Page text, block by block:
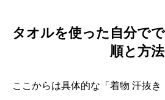
タオルを使った自分で
順と方法
ここからは具体的な「着物 汗抜き